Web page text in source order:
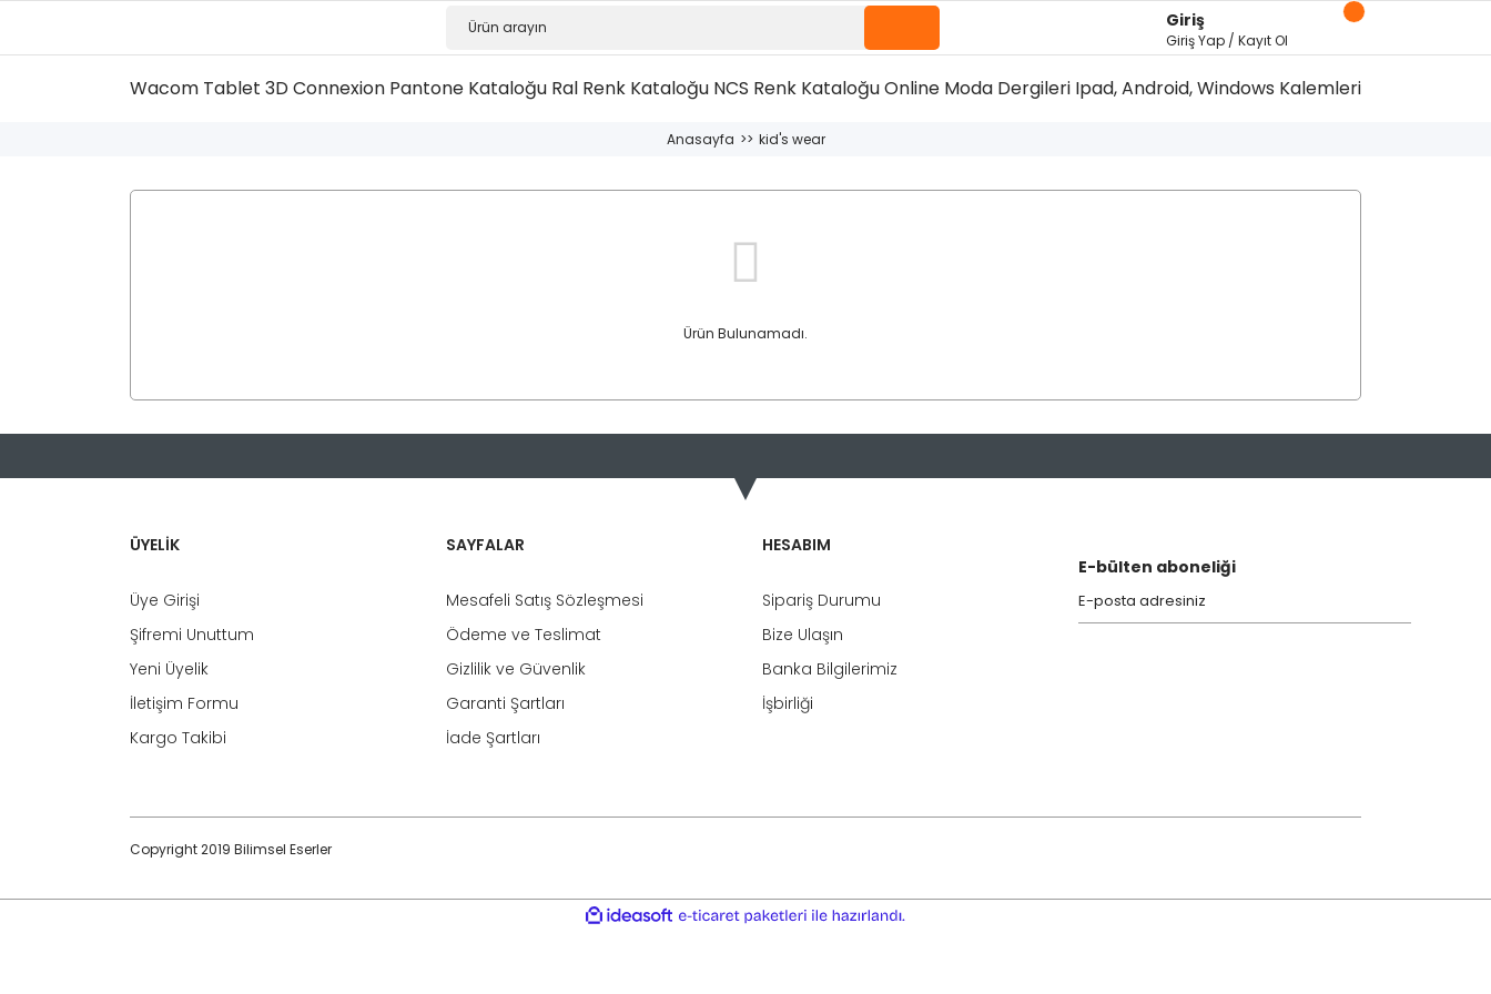
Giriş
Giriş Yap / Kayıt Ol
Wacom Tablet 3D Connexion Pantone Kataloğu Ral Renk Kataloğu NCS Renk KataloğuOnline Moda Dergileri Ipad, Android, Windows Kalemleri
Anasayfa kid's wear
Ürün Bulunamadı.
ÜYELİK
Üye Girişi
Şifremi Unuttum
Yeni Üyelik
İletişim Formu
Kargo Takibi
SAYFALAR
Mesafeli Satış Sözleşmesi
Ödeme ve Teslimat
Gizlilik ve Güvenlik
Garanti Şartları
İade Şartları
HESABIM
Sipariş Durumu
Bize Ulaşın
Banka Bilgilerimiz
İşbirliği
E-bülten aboneliği
Copyright 2019 Bilimsel Eserler
ideasoft
e-